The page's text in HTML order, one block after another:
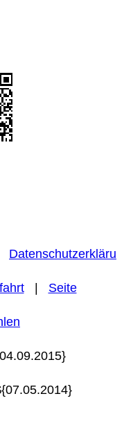
Datenschutzerkläru
Seite